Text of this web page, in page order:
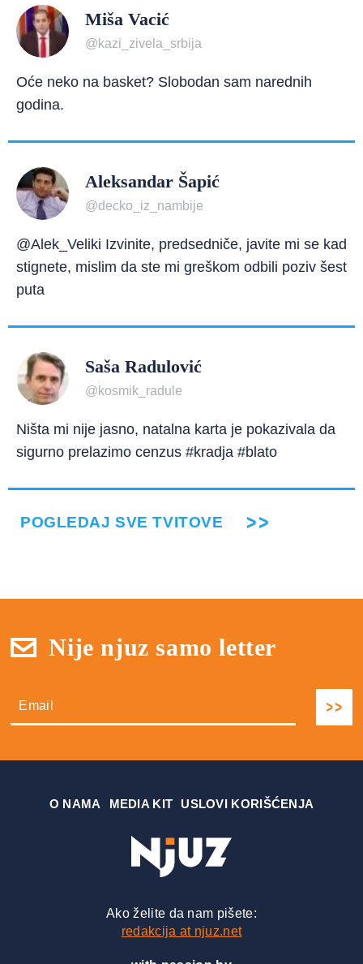
Miša Vacić
@kazi_zivela_srbija
Oće neko na basket? Slobodan sam narednih
godina.
Aleksandar Šapić
@decko_iz_nambije
@Alek_Veliki Izvinite, predsedniče, javite mi se kad
stignete, mislim da ste mi greškom odbili poziv šest
puta
Saša Radulović
@kosmik_radule
Ništa mi nije jasno, natalna karta je pokazivala da
sigurno prelazimo cenzus #kradja #blato
POGLEDAJ SVE TVITOVE
Nije njuz samo letter
О NAMA MEDIA KIT USLOVI KORIŠĆENJA
Ako želite da nam pišete:
redakcija at njuz.net